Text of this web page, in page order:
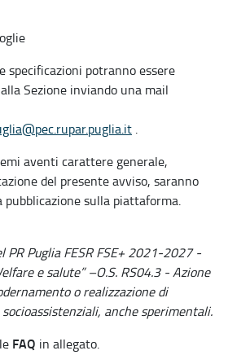
specificazioni potranno essere
Sezione inviando una mail
.
aventi carattere generale,
del presente avviso, saranno
sulla piattaforma.
PR Puglia FESR FSE+ 2021-2027 -
e salute” –O.S. RS04.3 - Azione
o realizzazione di
anche sperimentali.
FAQ in allegato.